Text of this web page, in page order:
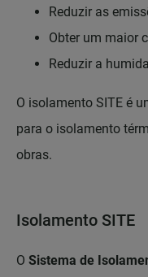
Reduzir as
Obter um maior
Reduzir a
O isolamento SITE é
para o isolamento
obras.
Isolamento SITE
O Sistema de